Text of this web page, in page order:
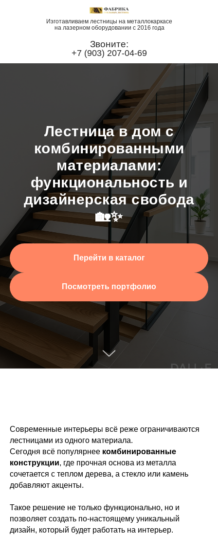
+7 (903) 207-04-69
Звоните:
Изготавливаем лестницы на металлокаркасе
на лазерном оборудовании с 2016 года
Лестница в дом с
комбинированными
материалами:
функциональность и
дизайнерская свобода
🏡✨
Перейти в каталог
Посмотреть портфолио
Современные интерьеры всё реже ограничиваются
лестницами из одного материала.
Сегодня всё популярнее комбинированные
конструкции, где прочная основа из металла
сочетается с теплом дерева, а стекло или камень
добавляют акценты.
Такое решение не только функционально, но и
позволяет создать по‑настоящему уникальный
дизайн, который будет работать на интерьер.